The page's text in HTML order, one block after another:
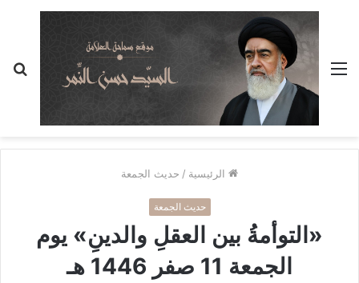
القائمة
الرئيسية / حديث الجمعة
حديث الجمعة
«التوأمةُ بين العقلِ والدينِ» يوم
الجمعة 11 صفر 1446 هـ